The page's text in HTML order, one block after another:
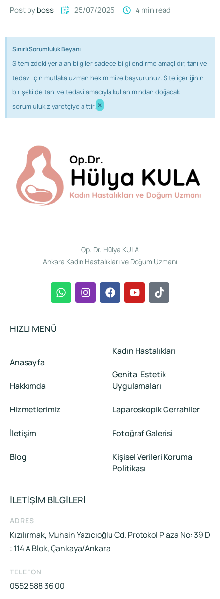
Post by boss 25/07/2025 4 min read
Sınırlı Sorumluluk Beyanı
Sitemizdeki yer alan bilgiler sadece bilgilendirme amaçlıdır, tanı ve
tedavi için mutlaka uzman hekimimize başvurunuz. Site içeriğinin
bir şekilde tanı ve tedavi amacıyla kullanımından doğacak
sorumluluk ziyaretçiye aittir. ×
Op. Dr. Hülya KULA
Ankara Kadın Hastalıkları ve Doğum Uzmanı
HIZLI MENÜ
Anasayfa
Hakkımda
Hizmetlerimiz
İletişim
Blog
Kadın Hastalıkları
Genital Estetik
Uygulamaları
Laparoskopik Cerrahiler
Fotoğraf Galerisi
Kişisel Verileri Koruma
Politikası
İLETİŞİM BİLGİLERİ
ADRES
Kızılırmak, Muhsin Yazıcıoğlu Cd. Protokol Plaza No: 39 D
: 114 A Blok, Çankaya/Ankara
TELEFON
0552 588 36 00